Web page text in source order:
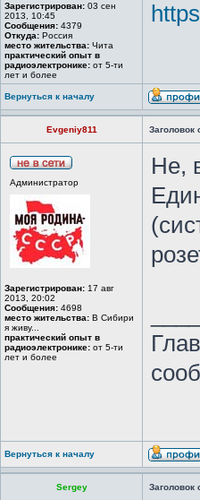
Зарегистрирован: 03 сен
2013, 10:45
Сообщения: 4379
Откуда: Россия
место жительства: Чита
практический опыт в
радиоэлектронике: от 5-ти
лет и более
Вернуться к началу
Evgeniy811 Заголовок
Администратор
Зарегистрирован: 17 авг
2013, 20:02
Сообщения: 4698
место жительства: В Сибири
я живу...
практический опыт в
радиоэлектронике: от 5-ти
лет и более
Не,
Вернуться к началу
Sergey Заголовок